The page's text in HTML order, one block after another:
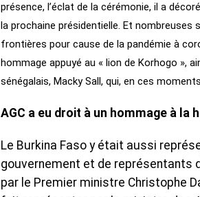
présence, l’éclat de la cérémonie, il a
la prochaine présidentielle. Et
frontières pour cause de la pandémie à
hommage appuyé au « lion de Korhogo »,
sénégalais, Macky Sall, qui, en ces
AGC a eu droit à un hommage à la
Le Burkina Faso y était aussi
gouvernement et de représentants
par le Premier ministre Christophe